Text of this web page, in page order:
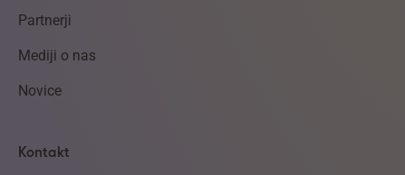
Partnerji
Mediji o nas
Novice
Kontakt